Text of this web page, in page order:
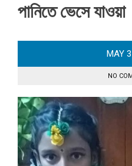
পানিতে ভেসে যাওয়া
MAY
NO